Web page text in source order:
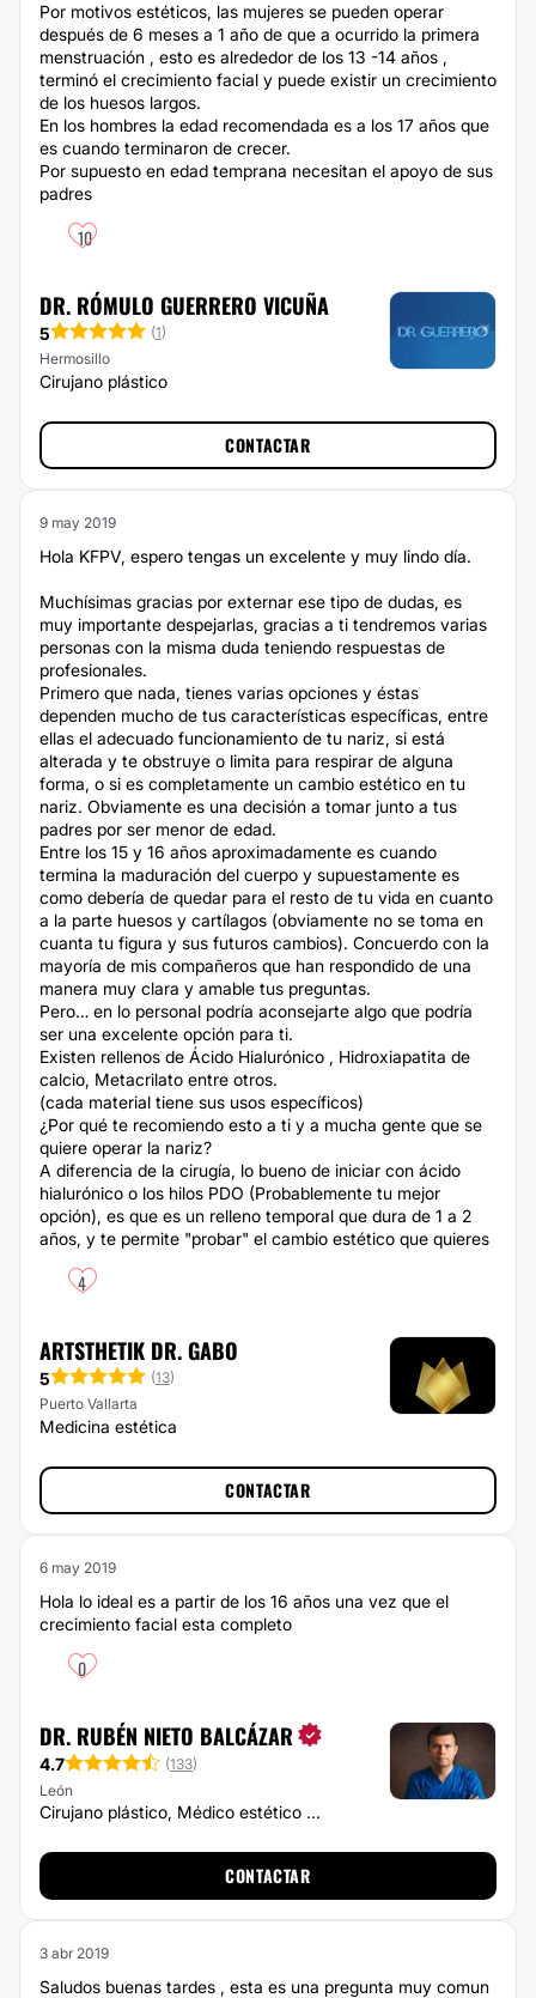
Por motivos estéticos, las mujeres se pueden operar
después de 6 meses a 1 año de que a ocurrido la primera
menstruación , esto es alrededor de los 13 -14 años ,
terminó el crecimiento facial y puede existir un crecimiento
de los huesos largos.
En los hombres la edad recomendada es a los 17 años que
es cuando terminaron de crecer.
Por supuesto en edad temprana necesitan el apoyo de sus
padres
10
DR. RÓMULO GUERRERO VICUÑA
5 (1)
Hermosillo
Cirujano plástico
CONTACTAR
9 may 2019
Hola KFPV, espero tengas un excelente y muy lindo día.
Muchísimas gracias por externar ese tipo de dudas, es
muy importante despejarlas, gracias a ti tendremos varias
personas con la misma duda teniendo respuestas de
profesionales.
Primero que nada, tienes varias opciones y éstas
dependen mucho de tus características específicas, entre
ellas el adecuado funcionamiento de tu nariz, si está
alterada y te obstruye o limita para respirar de alguna
forma, o si es completamente un cambio estético en tu
nariz. Obviamente es una decisión a tomar junto a tus
padres por ser menor de edad.
Entre los 15 y 16 años aproximadamente es cuando
termina la maduración del cuerpo y supuestamente es
como debería de quedar para el resto de tu vida en cuanto
a la parte huesos y cartílagos (obviamente no se toma en
cuanta tu figura y sus futuros cambios). Concuerdo con la
mayoría de mis compañeros que han respondido de una
manera muy clara y amable tus preguntas.
Pero… en lo personal podría aconsejarte algo que podría
ser una excelente opción para ti.
Existen rellenos de Ácido Hialurónico , Hidroxiapatita de
calcio, Metacrilato entre otros.
(cada material tiene sus usos específicos)
¿Por qué te recomiendo esto a ti y a mucha gente que se
quiere operar la nariz?
A diferencia de la cirugía, lo bueno de iniciar con ácido
hialurónico o los hilos PDO (Probablemente tu mejor
opción), es que es un relleno temporal que dura de 1 a 2
años, y te permite "probar" el cambio estético que quieres
4
ARTSTHETIK DR. GABO
5 (13)
Puerto Vallarta
Medicina estética
CONTACTAR
6 may 2019
Hola lo ideal es a partir de los 16 años una vez que el
crecimiento facial esta completo
0
DR. RUBÉN NIETO BALCÁZAR
4.7 (133)
León
Cirujano plástico, Médico estético ...
CONTACTAR
3 abr 2019
Saludos buenas tardes , esta es una pregunta muy comun